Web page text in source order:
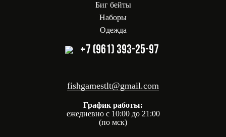
Биг бейты
Наборы
Одежда
+7 (961) 393-25-97
fishgamestlt@gmail.com
График работы:
ежедневно с 10:00 до 21:00
(по мск)